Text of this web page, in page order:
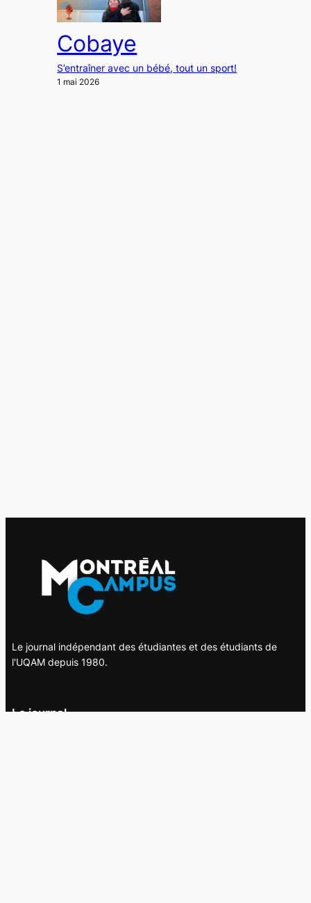
Cobaye
S’entraîner avec un bébé, tout un sport!
1 mai 2026
Le journal indépendant des étudiantes et des étudiants de
l'UQAM depuis 1980.
Le journal